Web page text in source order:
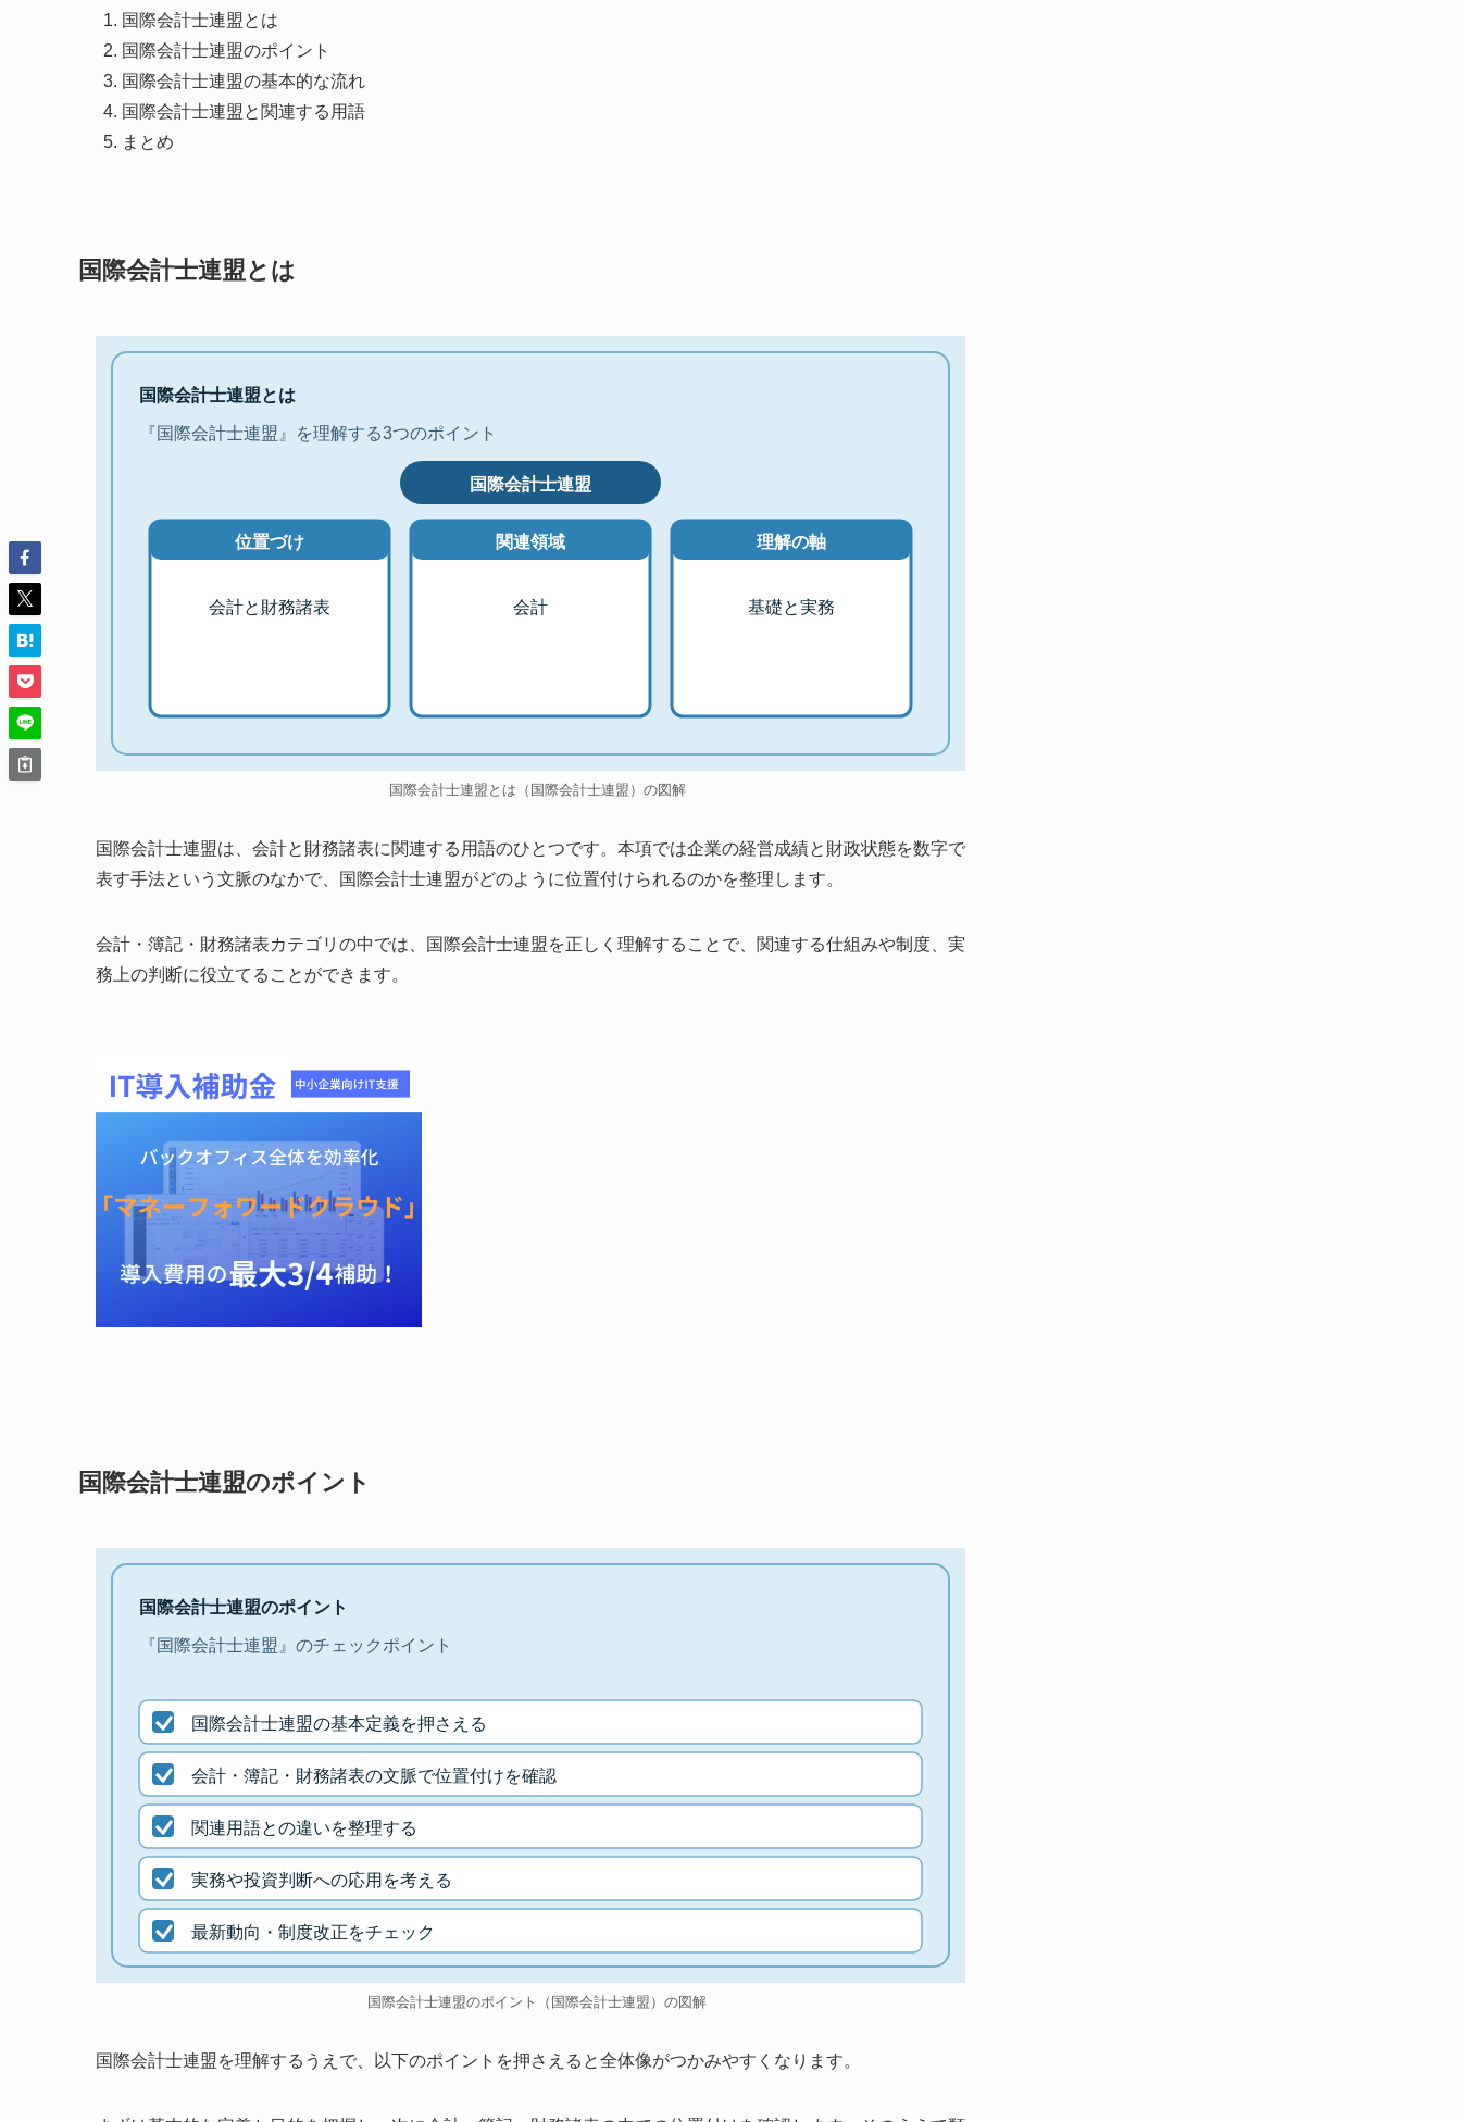
国際会計士連盟とは
国際会計士連盟のポイント
国際会計士連盟の基本的な流れ
国際会計士連盟と関連する用語
まとめ
国際会計士連盟とは
国際会計士連盟とは
『国際会計士連盟』を理解する3つのポイント
国際会計士連盟
位置づけ
会計と財務諸表
関連領域
会計
理解の軸
基礎と実務
国際会計士連盟とは（国際会計士連盟）の図解
国際会計士連盟は、会計と財務諸表に関連する用語のひとつです。本項では企業の経営成績と財政状態を数字で
表す手法という文脈のなかで、国際会計士連盟がどのように位置付けられるのかを整理します。
会計・簿記・財務諸表カテゴリの中では、国際会計士連盟を正しく理解することで、関連する仕組みや制度、実
務上の判断に役立てることができます。
国際会計士連盟のポイント
国際会計士連盟のポイント
『国際会計士連盟』のチェックポイント
国際会計士連盟の基本定義を押さえる
会計・簿記・財務諸表の文脈で位置付けを確認
関連用語との違いを整理する
実務や投資判断への応用を考える
最新動向・制度改正をチェック
国際会計士連盟のポイント（国際会計士連盟）の図解
国際会計士連盟を理解するうえで、以下のポイントを押さえると全体像がつかみやすくなります。